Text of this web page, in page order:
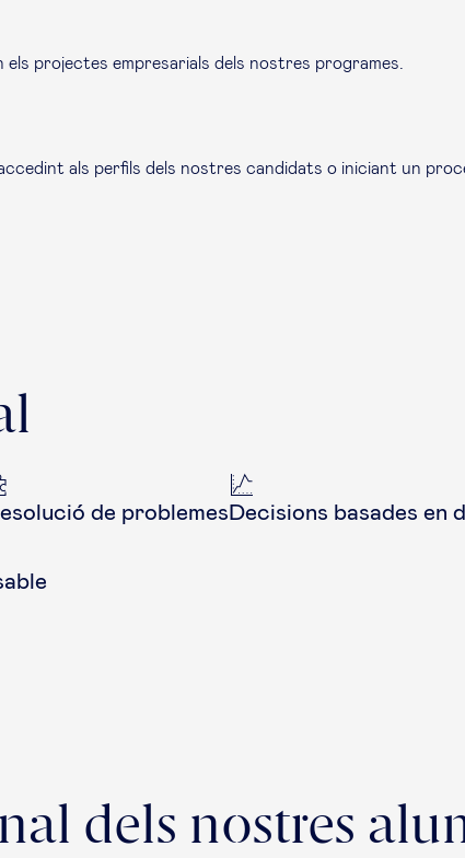
projectes empresarials dels nostres programes.
als perfils dels nostres candidats o iniciant un
de problemesDecisions basades en
dels nostres